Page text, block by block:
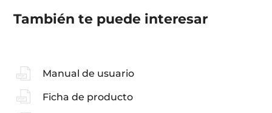
También te puede interesar
Manual de usuario
Ficha de producto